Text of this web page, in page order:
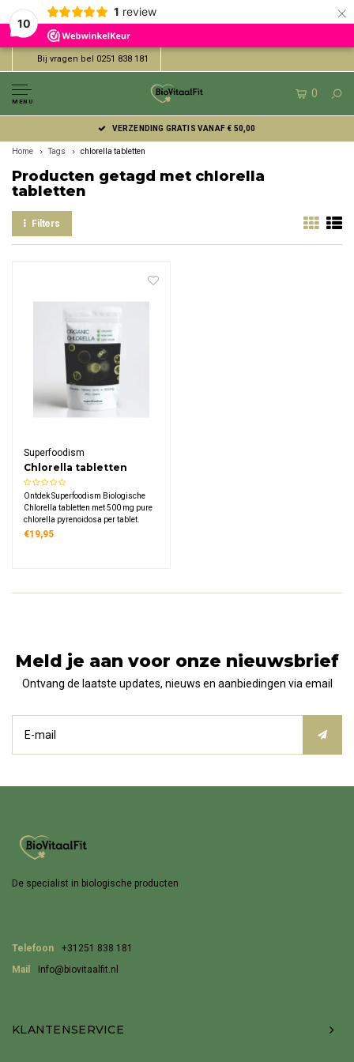
10
1 review ×
Bij vragen bel 0251 838 181
MENU
0
VERZENDING GRATIS VANAF € 50,00
Home Tags chlorella tabletten
Producten getagd met chlorella
tabletten
Filters
Superfoodism
Chlorella tabletten
500mg Bio
Ontdek Superfoodism Biologische
Chlorella tabletten met 500 mg pure
chlorella pyrenoidosa per tablet.
Deze 100% biologische microalg
€19,95
Meld je aan voor onze nieuwsbrief
Ontvang de laatste updates, nieuws en aanbiedingen via email
De specialist in biologische producten
Telefoon
+31251 838 181
Mail
Info@biovitaalfit.nl
KLANTENSERVICE